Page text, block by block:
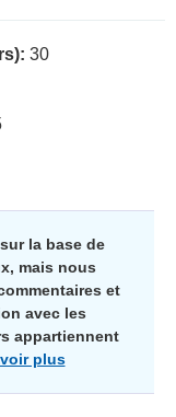
30
la base de
mais nous
et
avec les
appartiennent
plus